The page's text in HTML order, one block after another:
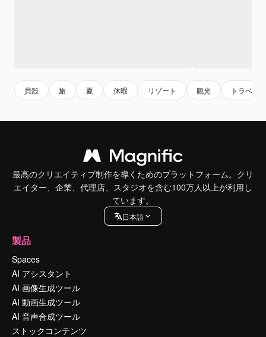
貝殻 旅 夏 休暇 リゾート 観光 トラベル
最高のクリエイティブ制作を導くためのプラットフォーム。クリ
エイター、企業、代理店、スタジオを含む100万人以上が利用し
ています。
日本語
製品
Spaces
AI アシスタント
AI 画像生成ツール
AI 動画生成ツール
AI 音声合成ツール
ストックコンテンツ